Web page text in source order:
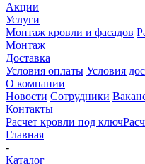
Акции
Услуги
Монтаж кровли и фасадов
Монтаж
Доставка
Условия оплаты Условия
О компании
Новости Сотрудники
Контакты
Расчет кровли под ключ
Главная
-
Каталог